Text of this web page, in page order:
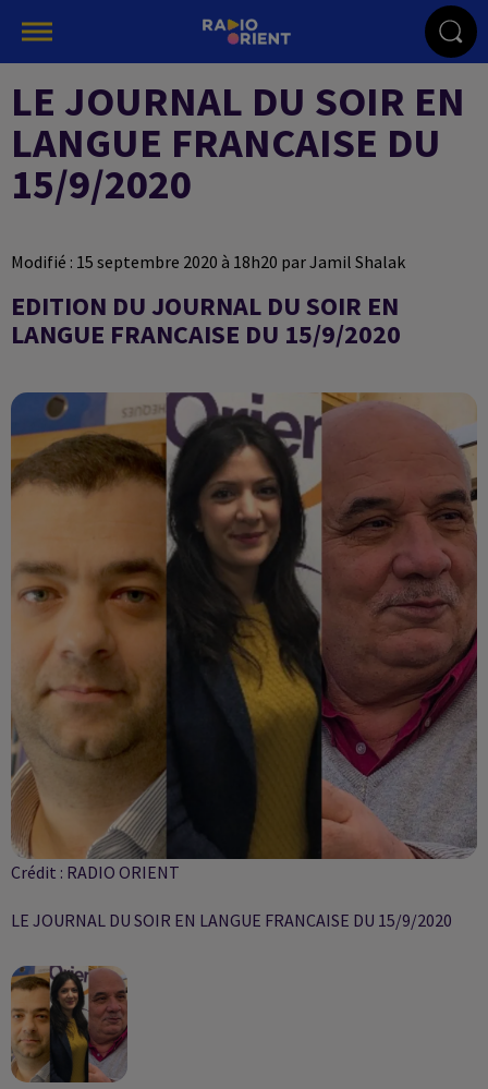
LE JOURNAL DU SOIR EN
LANGUE FRANCAISE DU
15/9/2020
Modifié : 15 septembre 2020 à 18h20 par Jamil Shalak
EDITION DU JOURNAL DU SOIR EN
LANGUE FRANCAISE DU 15/9/2020
Crédit : RADIO ORIENT
LE JOURNAL DU SOIR EN LANGUE FRANCAISE DU 15/9/2020